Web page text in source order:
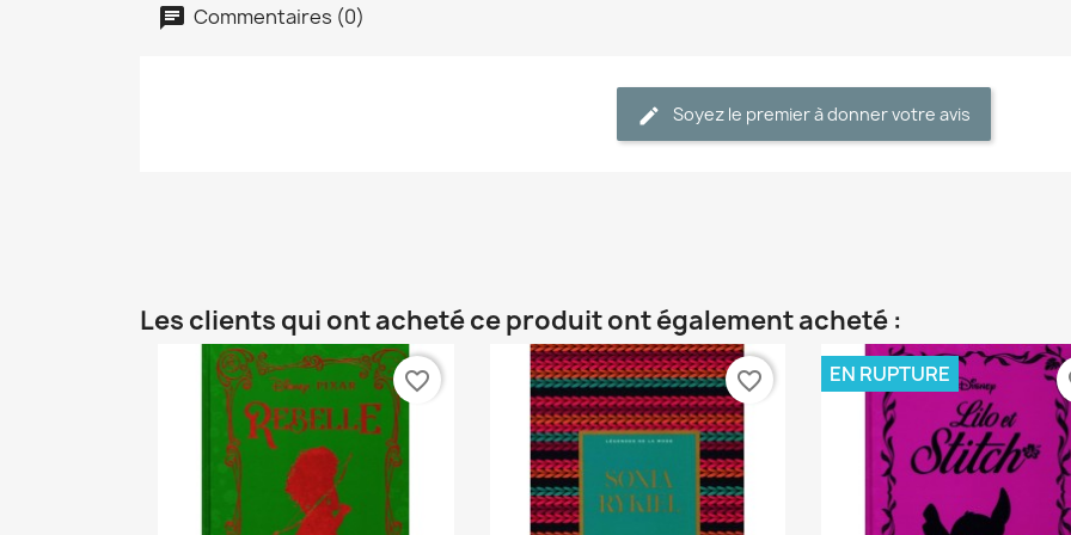
Commentaires (0)
Soyez le premier à donner votre avis
Les clients qui ont acheté ce produit ont également acheté :
favorite_border favorite_border EN RUPTURE